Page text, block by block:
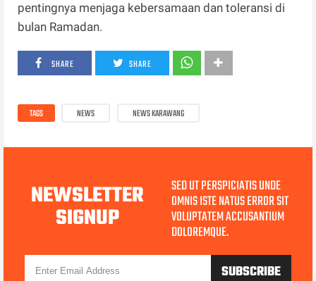
pentingnya menjaga kebersamaan dan toleransi di
bulan Ramadan.
SHARE SHARE
TAGS NEWS NEWS KARAWANG
NEWSLETTER
SIGNUP
SED UT PERSPICIATIS UNDE
OMNIS ISTE NATUS ERROR SIT
VOLUPTATEM ACCUSANTIUM
DOLOREMQUE.